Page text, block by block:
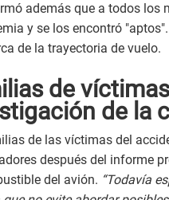
además que a todos los
y se los encontró
de la trayectoria de vuelo.
de
de la
de las víctimas del
después del informe
del avión. “Todavía